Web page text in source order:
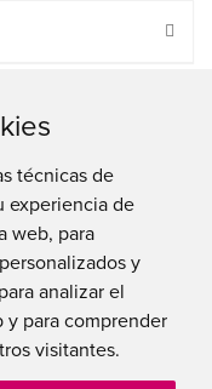
técnicas de
experiencia de
web, para
y
analizar el
para comprender
visitantes.
VALLS